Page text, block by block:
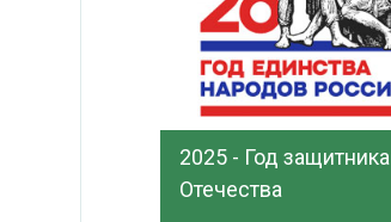
2025 - Год защитника
Отечества